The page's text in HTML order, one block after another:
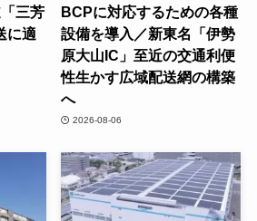
三芳
に適
BCPに対応するための各種
設備を導入／新東名「伊勢
原大山IC」至近の交通利便
性生かす広域配送網の構築
へ
2026-08-06